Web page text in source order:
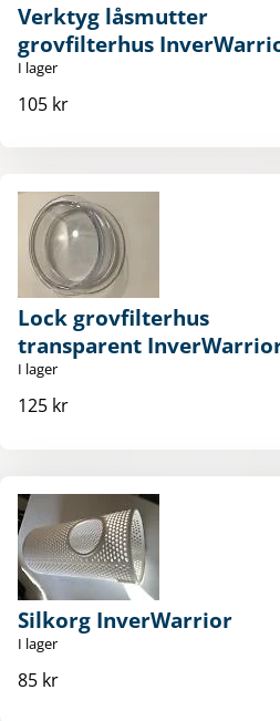
Verktyg låsmutter
grovfilterhus
I lager
105 kr
Lock grovfilterhus
transparent
I lager
125 kr
Silkorg InverWarrior
I lager
85 kr